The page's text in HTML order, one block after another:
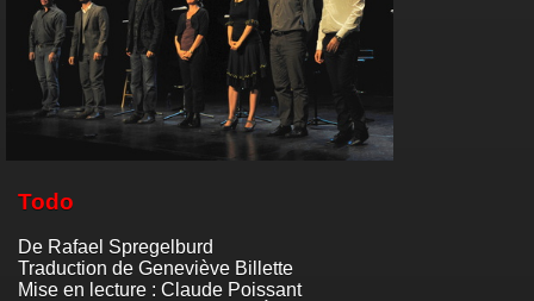
Todo
De Rafael Spregelburd
Traduction de Geneviève Billette
Mise en lecture : Claude Poissant